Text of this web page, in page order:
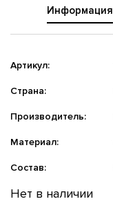
Информация
Артикул:
Страна:
Производитель:
Материал:
Состав:
Нет в наличии